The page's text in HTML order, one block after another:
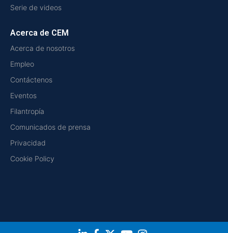
Serie de videos
Acerca de CEM
Acerca de nosotros
Empleo
Contáctenos
Eventos
Filantropía
Comunicados de prensa
Privacidad
Cookie Policy